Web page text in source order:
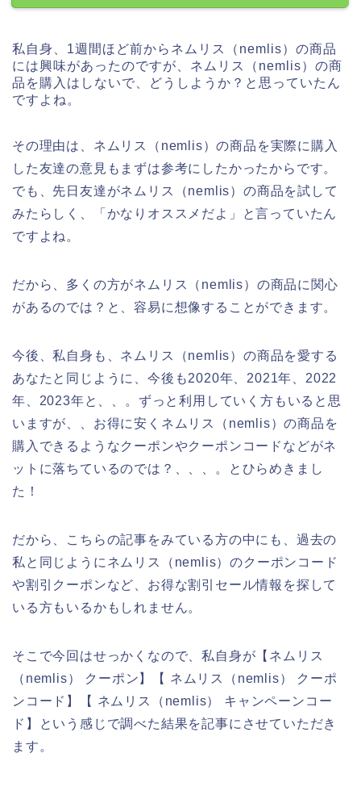
私自身、1週間ほど前からネムリス（nemlis）の商品
には興味があったのですが、ネムリス（nemlis）の商
品を購入はしないで、どうしようか？と思っていたん
ですよね。
その理由は、ネムリス（nemlis）の商品を実際に購入
した友達の意見もまずは参考にしたかったからです。
でも、先日友達がネムリス（nemlis）の商品を試して
みたらしく、「かなりオススメだよ」と言っていたん
ですよね。
だから、多くの方がネムリス（nemlis）の商品に関心
があるのでは？と、容易に想像することができます。
今後、私自身も、ネムリス（nemlis）の商品を愛する
あなたと同じように、今後も2020年、2021年、2022
年、2023年と、、。ずっと利用していく方もいると思
いますが、、お得に安くネムリス（nemlis）の商品を
購入できるようなクーポンやクーポンコードなどがネ
ットに落ちているのでは？、、、。とひらめきまし
た！
だから、こちらの記事をみている方の中にも、過去の
私と同じようにネムリス（nemlis）のクーポンコード
や割引クーポンなど、お得な割引セール情報を探して
いる方もいるかもしれません。
そこで今回はせっかくなので、私自身が【ネムリス
（nemlis） クーポン】【 ネムリス（nemlis） クーポ
ンコード】【 ネムリス（nemlis） キャンペーンコー
ド】という感じで調べた結果を記事にさせていただき
ます。